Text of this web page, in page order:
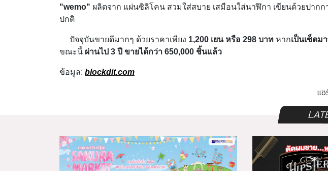
"wemo" ผลิตจาก แผ่นซิลิโคน สวมใส่สบาย เสมือนใส่นาฬิกา เขียนด้วยปาก
ปกติ
ปัจจุบันขายดีมากๆ ด้วยราคาเพียง 1,200 เยน หรือ 298 บาท หากเป็นเซ็ตม
ขณะนี้ ผ่านไป 3 ปี ขายได้กว่า 650,000 ชิ้นแล้ว
ข้อมูล: blockdit.com
แ